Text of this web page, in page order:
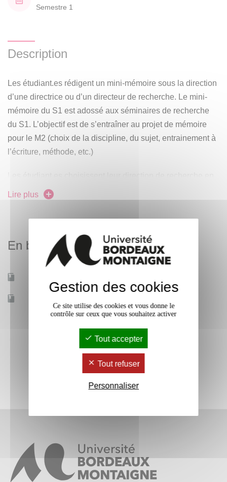
Semestre 1
Description
Les étudiant.es rédigent un mini-mémoire sous la direction
d’une directrice ou d’un directeur de recherche. Le mini-
mémoire du S1 est adossé aux séminaires de recherche
du S1. L’objectif est de s’entraîner au projet de mémoire
pour le M2 (choix de la discipline, du sujet, entrainement à
l’écriture, méthode, etc.)
fonction des spécialités des enseignant.es-chercheur/ses
guide, p. 4).
Les mini-mémoires ont pour objectif de préparer les
étudiant·e·s à la rédaction du mémoire de M2. Plus courts,
ils répondent néanmoins aux mêmes critères d’exigence.
(voir plus loin le descriptif des exigences du mémoire au
S4).
Ils représentent environ 15 pages rédigées (hors annexes).
Spécificités des mini-mémoires de traduction :
Le mini-mémoire comporte une introduction, une traduction
d’une dizaine de feuillets*, suivie d’une
ou la directrice de mémoire. Il doit comporter un caractère
inédit.
Lire plus
En bref
Gestion des cookies
Ce site utilise des cookies et vous donne le
contrôle sur ceux que vous souhaitez activer
Tout accepter
Tout refuser
Personnaliser